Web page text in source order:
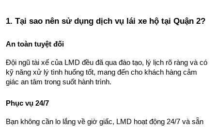
1. Tại sao nên sử dụng dịch vụ lái xe hộ tại Quận 2?
An toàn tuyệt đối
Đội ngũ tài xế của LMD đều đã qua đào tạo, lý lịch rõ ràng và có
kỹ năng xử lý tình huống tốt, mang đến cho khách hàng cảm
giác an tâm trong suốt hành trình.
Phục vụ 24/7
Bạn không cần lo lắng về giờ giấc, LMD hoạt động 24/7 và sẵn